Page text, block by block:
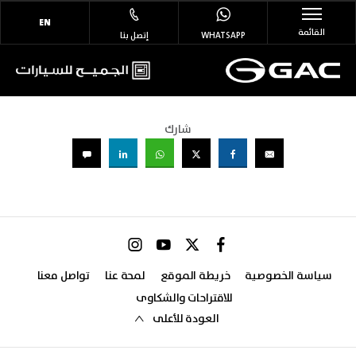
القائمة WHATSAPP إتصل بنا
EN
شارك
سياسة الخصوصية خريطة الموقع لمحة عنا
تواصل معنا
للاقتراحات والشكاوى
العودة للأعلى